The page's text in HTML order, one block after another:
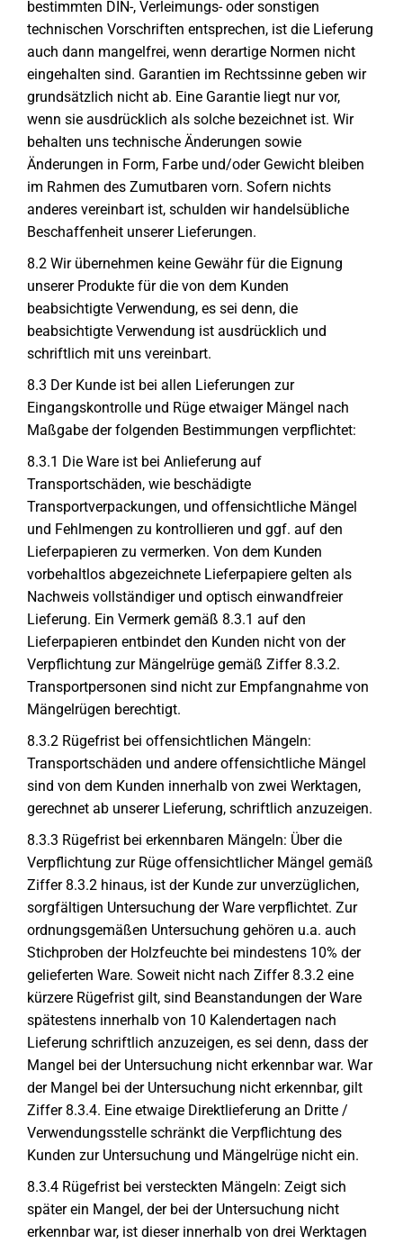
bestimmten DIN-, Verleimungs- oder sonstigen
technischen Vorschriften entsprechen, ist die Lieferung
auch dann mangelfrei, wenn derartige Normen nicht
eingehalten sind. Garantien im Rechtssinne geben wir
grundsätzlich nicht ab. Eine Garantie liegt nur vor,
wenn sie ausdrücklich als solche bezeichnet ist. Wir
behalten uns technische Änderungen sowie
Änderungen in Form, Farbe und/oder Gewicht bleiben
im Rahmen des Zumutbaren vorn. Sofern nichts
anderes vereinbart ist, schulden wir handelsübliche
Beschaffenheit unserer Lieferungen.
8.2 Wir übernehmen keine Gewähr für die Eignung
unserer Produkte für die von dem Kunden
beabsichtigte Verwendung, es sei denn, die
beabsichtigte Verwendung ist ausdrücklich und
schriftlich mit uns vereinbart.
8.3 Der Kunde ist bei allen Lieferungen zur
Eingangskontrolle und Rüge etwaiger Mängel nach
Maßgabe der folgenden Bestimmungen verpflichtet:
8.3.1 Die Ware ist bei Anlieferung auf
Transportschäden, wie beschädigte
Transportverpackungen, und offensichtliche Mängel
und Fehlmengen zu kontrollieren und ggf. auf den
Lieferpapieren zu vermerken. Von dem Kunden
vorbehaltlos abgezeichnete Lieferpapiere gelten als
Nachweis vollständiger und optisch einwandfreier
Lieferung. Ein Vermerk gemäß 8.3.1 auf den
Lieferpapieren entbindet den Kunden nicht von der
Verpflichtung zur Mängelrüge gemäß Ziffer 8.3.2.
Transportpersonen sind nicht zur Empfangnahme von
Mängelrügen berechtigt.
8.3.2 Rügefrist bei offensichtlichen Mängeln:
Transportschäden und andere offensichtliche Mängel
sind von dem Kunden innerhalb von zwei Werktagen,
gerechnet ab unserer Lieferung, schriftlich anzuzeigen.
8.3.3 Rügefrist bei erkennbaren Mängeln: Über die
Verpflichtung zur Rüge offensichtlicher Mängel gemäß
Ziffer 8.3.2 hinaus, ist der Kunde zur unverzüglichen,
sorgfältigen Untersuchung der Ware verpflichtet. Zur
ordnungsgemäßen Untersuchung gehören u.a. auch
Stichproben der Holzfeuchte bei mindestens 10% der
gelieferten Ware. Soweit nicht nach Ziffer 8.3.2 eine
kürzere Rügefrist gilt, sind Beanstandungen der Ware
spätestens innerhalb von 10 Kalendertagen nach
Lieferung schriftlich anzuzeigen, es sei denn, dass der
Mangel bei der Untersuchung nicht erkennbar war. War
der Mangel bei der Untersuchung nicht erkennbar, gilt
Ziffer 8.3.4. Eine etwaige Direktlieferung an Dritte /
Verwendungsstelle schränkt die Verpflichtung des
Kunden zur Untersuchung und Mängelrüge nicht ein.
8.3.4 Rügefrist bei versteckten Mängeln: Zeigt sich
später ein Mangel, der bei der Untersuchung nicht
erkennbar war, ist dieser innerhalb von drei Werktagen